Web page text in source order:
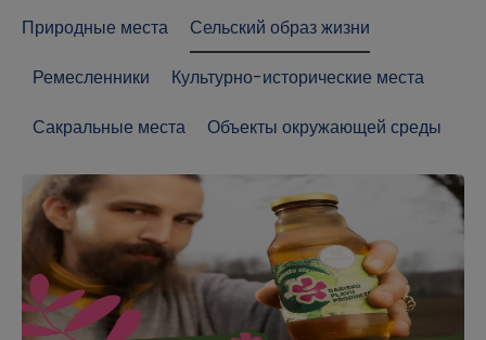
Природные места
Сельский образ жизни
Ремесленники
Культурно-исторические места
Сакральные места
Объекты окружающей среды